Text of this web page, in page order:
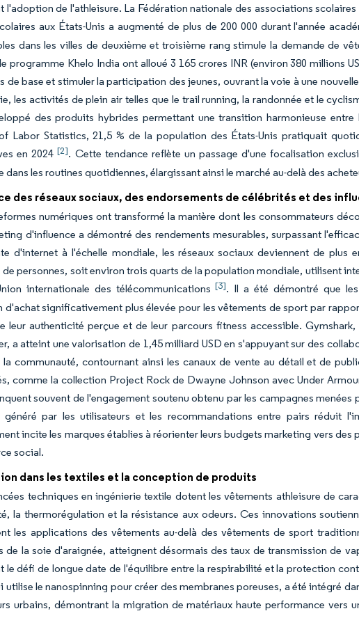
l'adoption de l'athleisure. La Fédération nationale des associations
aux États-Unis a augmenté de plus de 200 000 durant l'année
dans les villes de deuxième et troisième rang stimule la demande de
programme Khelo India ont alloué 3 165 crores INR (environ 380 millions
de base et stimuler la participation des jeunes, ouvrant la voie à une
les activités de plein air telles que le trail running, la randonnée et le
des produits hybrides permettant une transition harmonieuse entre
Labor Statistics, 21,5 % de la population des États-Unis pratiquait
en 2024[2]. Cette tendance reflète un passage d'une focalisation
dans les routines quotidiennes, élargissant ainsi le marché au-delà des
des réseaux sociaux, des endorsements de célébrités et des
numériques ont transformé la manière dont les consommateurs
d'influence a démontré des rendements mesurables, surpassant
d'internet à l'échelle mondiale, les réseaux sociaux deviennent de plus
personnes, soit environ trois quarts de la population mondiale, utilisent
internationale des télécommunications[3]. Il a été démontré que
d'achat significativement plus élevée pour les vêtements de sport par
leur authenticité perçue et de leur parcours fitness accessible.
a atteint une valorisation de 1,45 milliard USD en s'appuyant sur des
la communauté, contournant ainsi les canaux de vente au détail et de
comme la collection Project Rock de Dwayne Johnson avec Under
souvent de l'engagement soutenu obtenu par les campagnes
généré par les utilisateurs et les recommandations entre pairs réduit
incite les marques établies à réorienter leurs budgets marketing vers
social.
dans les textiles et la conception de produits
techniques en ingénierie textile dotent les vêtements athleisure de
la thermorégulation et la résistance aux odeurs. Ces innovations
les applications des vêtements au-delà des vêtements de sport
de la soie d'araignée, atteignent désormais des taux de transmission de
le défi de longue date de l'équilibre entre la respirabilité et la protection
utilise le nanospinning pour créer des membranes poreuses, a été intégré
urbains, démontrant la migration de matériaux haute performance vers